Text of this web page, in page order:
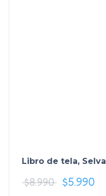
Libro de tela, Selva
$8.990 $5.990